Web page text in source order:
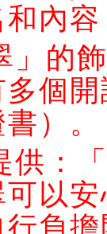
內
」的
個
）。
供：
以
負